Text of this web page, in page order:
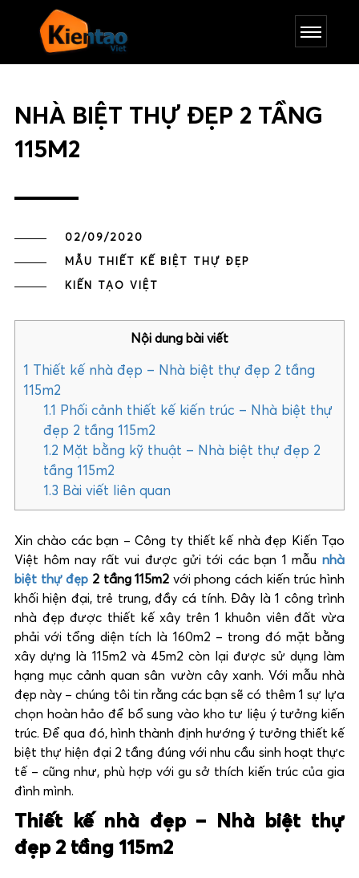
NHÀ BIỆT THỰ ĐẸP 2 TẦNG
115M2
02/09/2020
MẪU THIẾT KẾ BIỆT THỰ ĐẸP
KIẾN TẠO VIỆT
Nội dung bài viết
1
Thiết kế nhà đẹp – Nhà biệt thự đẹp 2 tầng
115m2
1.1
Phối cảnh thiết kế kiến trúc – Nhà biệt thự
đẹp 2 tầng 115m2
1.2 Mặt bằng kỹ thuật – Nhà biệt thự đẹp 2
tầng 115m2
1.3 Bài viết liên quan
Xin chào các bạn – Công ty thiết kế nhà đẹp Kiến Tạo
Việt hôm nay rất vui được gửi tới các bạn 1 mẫunhà
biệt thự đẹp 2 tầng 115m2 với phong cách kiến trúc hình
khối hiện đại, trẻ trung, đầy cá tính. Đây là 1 công trình
nhà đẹp được thiết kế xây trên 1 khuôn viên đất vừa
phải với tổng diện tích là 160m2 – trong đó mặt bằng
xây dựng là 115m2 và 45m2 còn lại được sử dụng làm
hạng mục cảnh quan sân vườn cây xanh. Với mẫu nhà
đẹp này – chúng tôi tin rằng các bạn sẽ có thêm 1 sự lựa
chọn hoàn hảo để bổ sung vào kho tư liệu ý tưởng kiến
trúc. Để qua đó, hình thành định hướng ý tưởng thiết kế
biệt thự hiện đại 2 tầng đúng với nhu cầu sinh hoạt thực
tế – cũng như, phù hợp với gu sở thích kiến trúc của gia
đình mình.
Thiết kế nhà đẹp – Nhà biệt thự
đẹp 2 tầng 115m2